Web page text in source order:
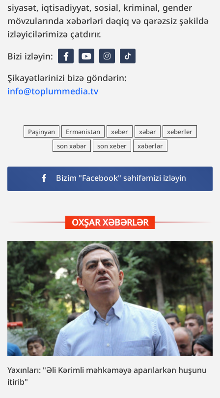
siyasət, iqtisadiyyat, sosial, kriminal, gender
mövzularında xəbərləri dəqiq və qərəzsiz şəkildə
izləyicilərimizə çatdırır.
Bizi izləyin:
Şikayətlərinizi bizə göndərin:
info@toplummedia.tv
Paşinyan Ermənistan xeber xəbər
xeberler
son xəbər
son xeber xəbərlər
Bizim "Facebook" səhifəmizi izləyin
OXŞAR XƏBƏRLƏR
Yaxınları: "Əli Kərimli məhkəməyə aparılarkən huşunu
itirib"